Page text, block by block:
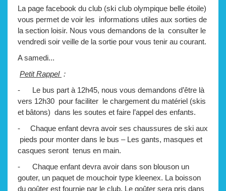
La page facebook du club (ski club olympique belle étoile)
vous permet de voir les informations utiles aux sorties de
la section loisir. Nous vous demandons de la consulter le
vendredi soir veille de la sortie pour vous tenir au courant.
A samedi...
Petit Rappel :
- Le bus part à 12h45, nous vous demandons d’être là
vers 12h30 pour faciliter le chargement du matériel (skis
et bâtons) dans les soutes et faire l’appel des enfants.
- Chaque enfant devra avoir ses chaussures de ski aux
pieds pour monter dans le bus – Les gants, masques et
casques seront tenus en main.
- Chaque enfant devra avoir dans son blouson un
gouter, un paquet de mouchoir type kleenex. La boisson
du goûter est fournie par le club. Le goûter sera pris dans